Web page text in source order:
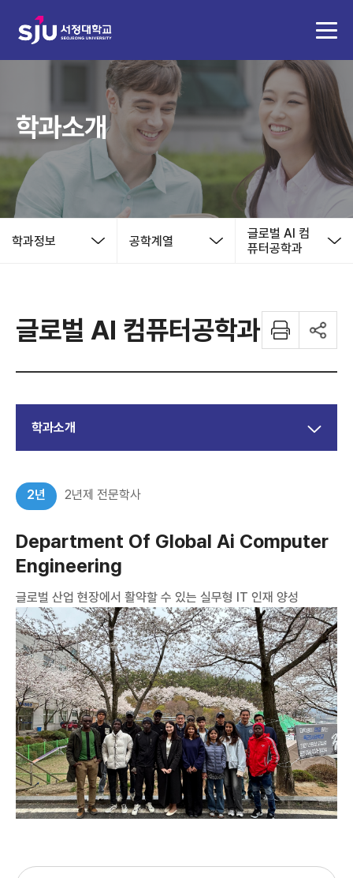
학과소개
학과정보 공학계열
글로벌 AI 컴
퓨터공학과
글로벌 AI 컴퓨터공학과
학과소개
2년 2년제 전문학사
Department Of Global Ai Computer
Engineering
글로벌 산업 현장에서 활약할 수 있는 실무형 IT 인재 양성